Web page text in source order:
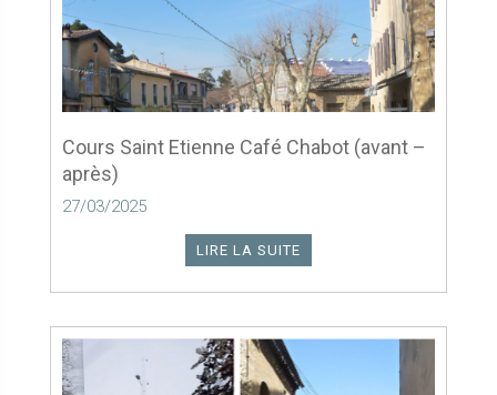
Cours Saint Etienne Café Chabot (avant –
après)
27/03/2025
LIRE LA SUITE